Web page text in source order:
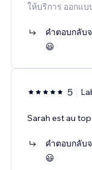
ให้บริการ ออกแ
คำตอบกลับ
😃
5
Sarah est au
คำตอบกลับ
😃